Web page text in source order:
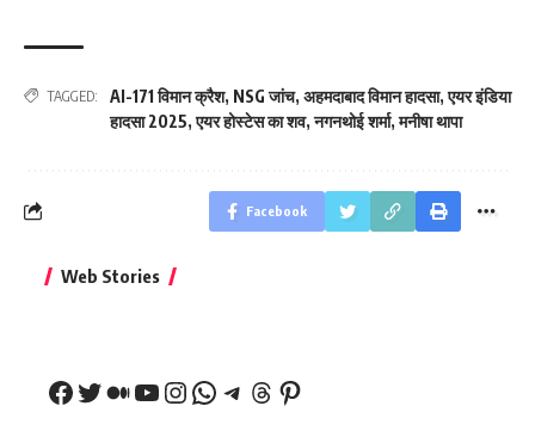
TAGGED: AI-171 विमान क्रैश, NSG जांच, अहमदाबाद विमान हादसा,एयर इंडिया
हादसा 2025,एयर होस्टेस का शव,नगनथोई शर्मा,मनीषा थापा
Facebook
Web Stories
नीतीश कुमार का पहला